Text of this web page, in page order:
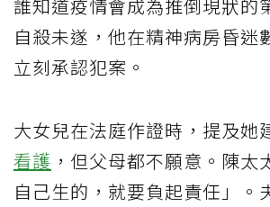
誰知道疫情會成為推倒現狀的
自殺未遂，他在精神病房昏迷
立刻承認犯案。
大女兒在法庭作證時，提及她
看護 ，但父母都不願意。陳太
自己生的，就要負起責任」。